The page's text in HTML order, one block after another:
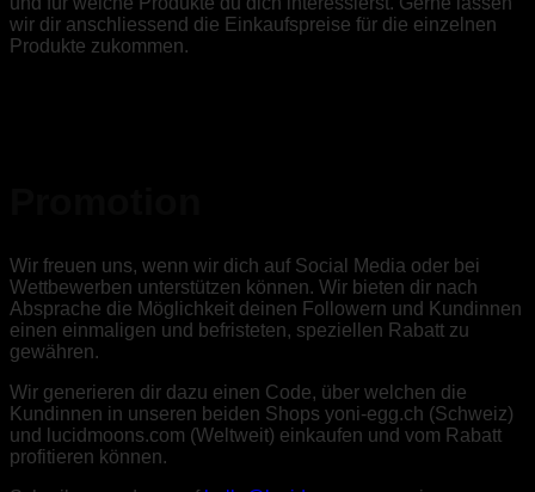
wir dir anschliessend die Einkaufspreise für die einzelnen
Produkte zukommen.
Wir freuen uns, wenn wir dich auf Social Media oder bei
Wettbewerben unterstützen können. Wir bieten dir nach
Absprache die Möglichkeit deinen Followern und Kundinnen
einen einmaligen und befristeten, speziellen Rabatt zu
gewähren.
Wir generieren dir dazu einen Code, über welchen die
Kundinnen in unseren beiden Shops yoni-egg.ch (Schweiz)
und lucidmoons.com (Weltweit) einkaufen und vom Rabatt
profitieren können.